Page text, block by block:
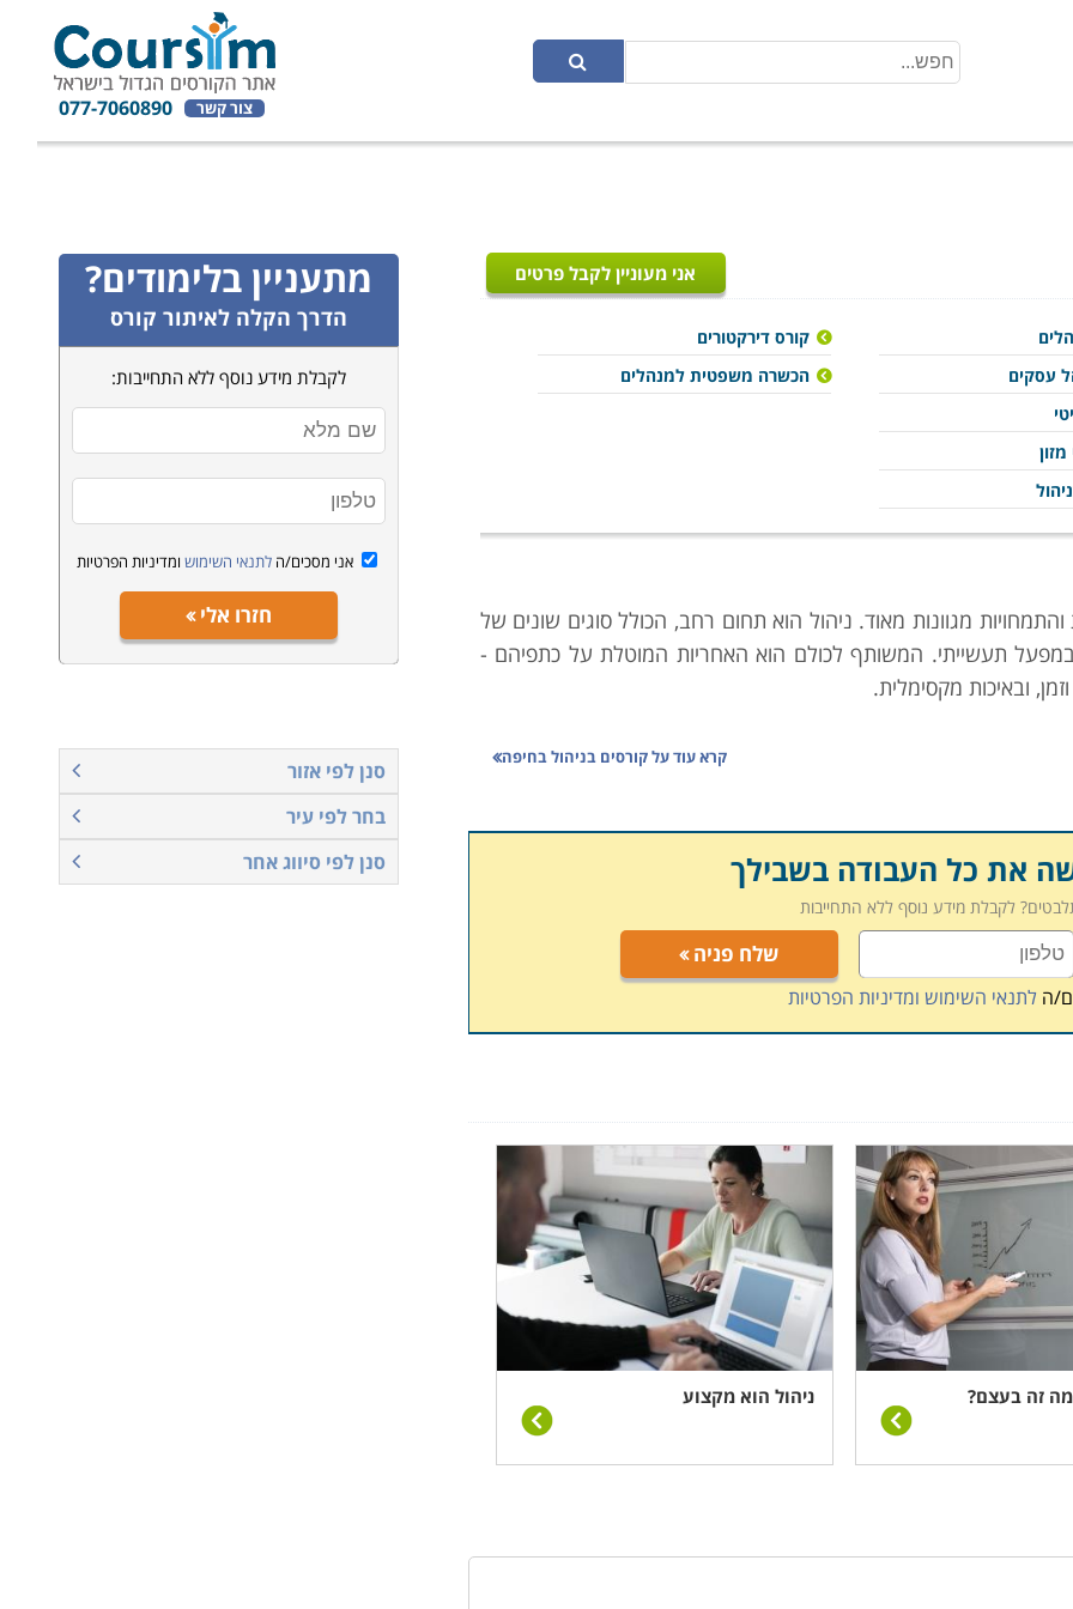
צור קשר 077-7060890
אני מעוניין לקבל פרטים
עסקים
קורס דירקטורים
הכשרה משפטית למנהלים
מגוונות מאוד. ניהול הוא תחום רחב, הכולל סוגים שונים של
תעשייתי. המשותף לכולם הוא האחריות המוטלת על כתפיהם -
ובאיכות מקסימלית.
הנדרשים בענף בו הוא עוסק. כמובן שדבר זה נדרש ממנו (כמו גם
זו. כמו כן, ישנם יסודות ניהוליים שונים אשר נדרשים בענפים
בלימודי מנהל עסקים למשל, ומצריכים התמחות נקודתית
אילו כלים נדרשים כדי לנהל את אלו הפועלים בארגון מתחת לסגל
הכלים האלה תוכלו לרכוש בלימודי קורסים בניהול על נגזרותיהם
לא מעט קטגוריות משנה שיסייעו לכם למצוא את מבוקשכם:
לעצמו קריירה ניהולית ועסקית. במסגרת קטגוריה זו תמצאו גם
כמו למשל התמקצעות פרטנית בניהול מערכות בריאות, בעסקים
הקורסים המוצגים בה עוסקים באותן מיומנויות פחות או יותר,
יותר, והשאיפה היא להקנות את היסודות היישומיים על חשבון אלו
ומיקוד מקצועי חדש. בקטגוריה זו מרוכזים שפע של מסלולי
המוצעות ואותן ניתן לחזק או לרכוש, ניתן לציין טכניקות
קרא עוד עלקורסים בניהול בחיפה
את כל העבודה בשבילך
לקבלת מידע נוסף ללא התחייבות
שלח פניה
הלתנאי השימוש ומדיניות הפרטיות
מה זה בעצם? ניהול הוא מקצוע
מתעניין בלימודים?
הדרך הקלה לאיתור קורס
לקבלת מידע נוסף ללא התחייבות:
אני מסכים/הלתנאי השימוש ומדיניות הפרטיות
חזרו אלי
סנן לפי אזור
בחר לפי עיר
סנן לפי סיווג אחר